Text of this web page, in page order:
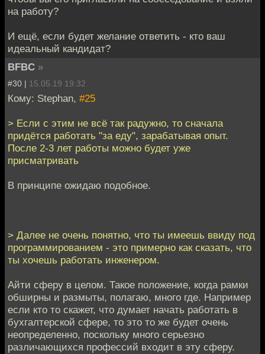
на работу?
И ещё, если будет желание ответить - кто ваш
идеальный кандидат?
BFBC »
#30 | 15.05.19 19:32
Кому: Stephan, #25
> Если с этим не всё так радужно, то сначала
придётся работать "за еду", зарабатывая опыт.
После 2-3 лет работы можно будет уже
присматривать
В принципе ожидаю подобное.
> Далее не очень понятно, что ты имеешь ввиду под
программированием - это примерно как сказать, что
ты хочешь работать инженером.
Айти сферу в целом. Такое положение, когда рамки
обширны и размыты, полагаю, много где. Например
если кто то скажет, что думает начать работать в
бухгалтерской сфере, то это то же будет очень
неопределенно, поскольку много серьезно
различающихся профессий входит в эту сферу.